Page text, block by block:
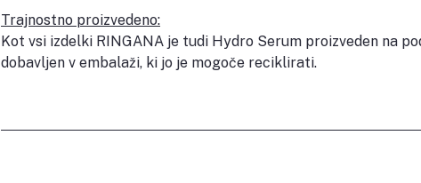
Trajnostno proizvedeno:
Kot vsi izdelki RINGANA je tudi Hydro Serum proizveden na
dobavljen v embalaži, ki jo je mogoče reciklirati.